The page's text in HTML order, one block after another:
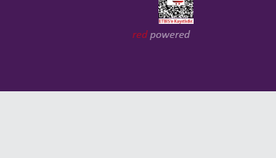
Web tasarım: Red Bilişim